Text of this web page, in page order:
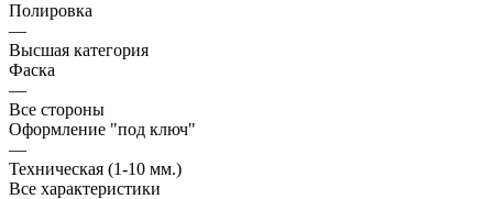
Полировка
—
Высшая категория
Фаска
—
Все стороны
Оформление "под ключ"
—
Техническая (1-10 мм.)
Все характеристики